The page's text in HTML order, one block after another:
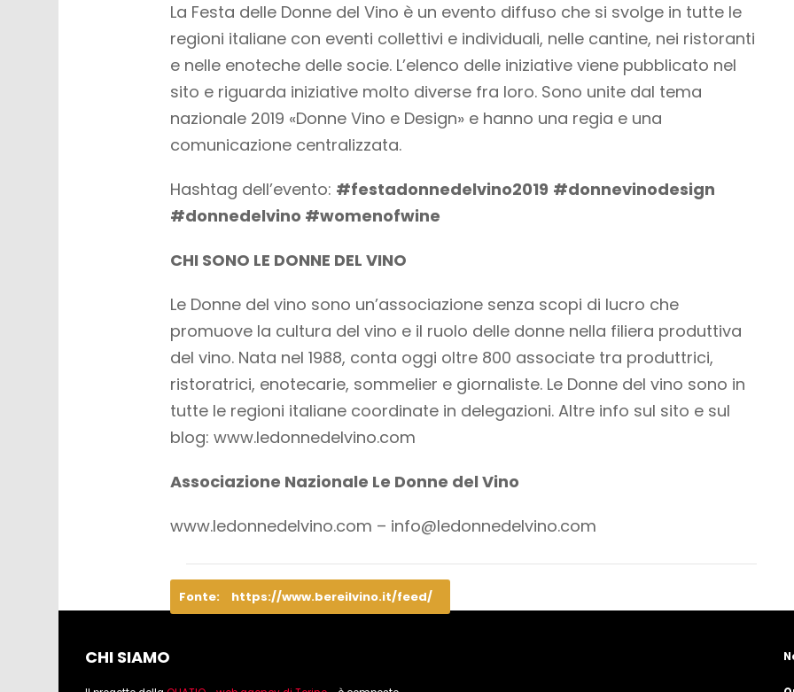
La Festa delle Donne del Vino è un evento diffuso che si svolge in tutte le
regioni italiane con eventi collettivi e individuali, nelle cantine, nei ristoranti
e nelle enoteche delle socie. L’elenco delle iniziative viene pubblicato nel
sito e riguarda iniziative molto diverse fra loro. Sono unite dal tema
nazionale 2019 «Donne Vino e Design» e hanno una regia e una
comunicazione centralizzata.
Hashtag dell’evento: #festadonnedelvino2019 #donnevinodesign
#donnedelvino #womenofwine
CHI SONO LE DONNE DEL VINO
Le Donne del vino sono un’associazione senza scopi di lucro che
promuove la cultura del vino e il ruolo delle donne nella filiera produttiva
del vino. Nata nel 1988, conta oggi oltre 800 associate tra produttrici,
ristoratrici, enotecarie, sommelier e giornaliste. Le Donne del vino sono in
tutte le regioni italiane coordinate in delegazioni. Altre info sul sito e sul
blog: www.ledonnedelvino.com
Associazione Nazionale Le Donne del Vino
www.ledonnedelvino.com – info@ledonnedelvino.com
Fonte: https://www.bereilvino.it/feed/
CHI SIAMO